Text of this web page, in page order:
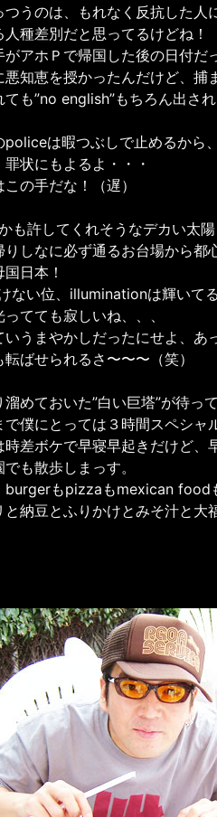
うのは、もれなく反抗した人
種差別だと思ってるけどね！
がアホＰで帰国した後の日付
悪知恵を授かったんだけど、
ても”no english”もちろん出さ
policeは暇つぶしで止めるから
罪状にもよるよ・・・
の手だな！（遅）
も許してくれそうなデカい太陽
りしなに必ず通るお台場から都
日本！
ない位、illuminationは輝いて
てても寂しいね、、、
いうまやかしだったにせよ、あ
ばせられるさ〜〜〜（笑）
めておいた”白い巨塔”が待っ
で僕にとっては３時間スペシャ
時差ボケで早寝早起きだけど、
も散歩しまっす。
burgerもpizzaもmexican food
と納豆とふりかけとみそ汁と大